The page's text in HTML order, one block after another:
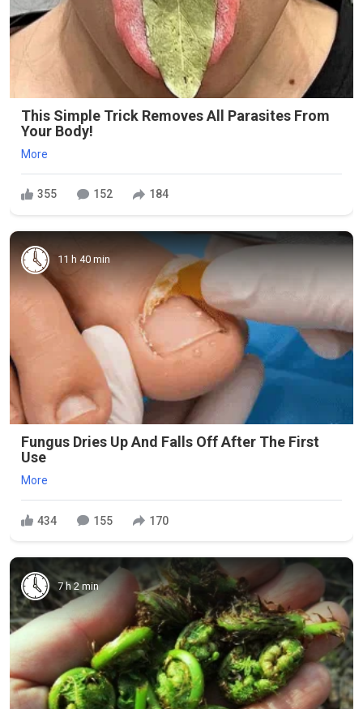
This Simple Trick Removes All Parasites From
Your Body!
More
355 152 184
11 h 40 min
Fungus Dries Up And Falls Off After The First
Use
More
434 155 170
7 h 2 min